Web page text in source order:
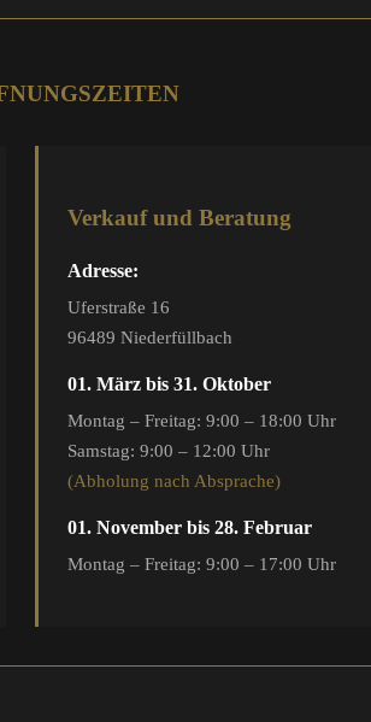
Verkauf und Beratung
Adresse:
Uferstraße 16
96489 Niederfüllbach
01. März bis 31. Oktober
Montag – Freitag: 9:00 – 18:00 Uhr
Samstag: 9:00 – 12:00 Uhr
(Abholung nach Absprache)
01. November bis 28. Februar
Montag – Freitag: 9:00 – 17:00 Uhr